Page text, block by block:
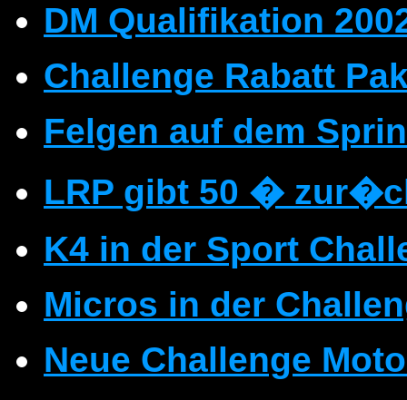
DM Qualifikation
Challenge Rabatt
Felgen auf dem
LRP gibt 50 �
K4 in der Sport
Micros in der
Neue Challenge